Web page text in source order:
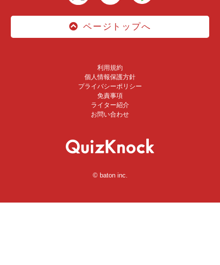
ページトップへ
利用規約
個人情報保護方針
プライバシーポリシー
免責事項
ライター紹介
お問い合わせ
© baton inc.